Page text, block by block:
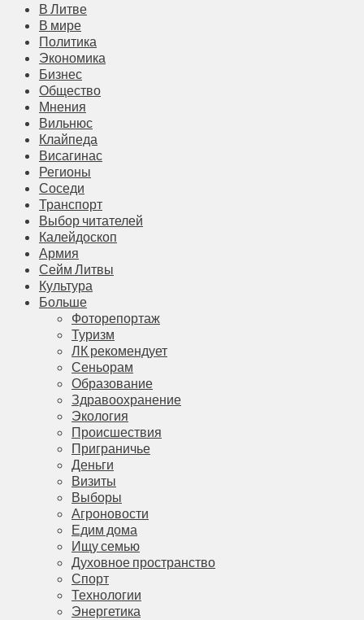
В Литве
В мире
Политика
Экономика
Бизнес
Общество
Мнения
Вильнюс
Клайпеда
Висагинас
Регионы
Соседи
Транспорт
Выбор читателей
Калейдоскоп
Армия
Сейм Литвы
Культура
Больше
Фоторепортаж
Туризм
ЛК рекомендует
Сеньорам
Образование
Здравоохранение
Экология
Происшествия
Приграничье
Деньги
Визиты
Выборы
Агроновости
Едим дома
Ищу семью
Духовное пространство
Спорт
Технологии
Энергетика